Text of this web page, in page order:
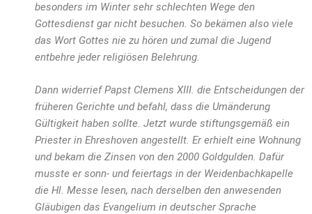
besonders im Winter sehr schlechten Wege den
Gottesdienst gar nicht besuchen. So bekämen also viele
das Wort Gottes nie zu hören und zumal die Jugend
entbehre jeder religiösen Belehrung.
Dann widerrief Papst Clemens XIII. die Entscheidungen der
früheren Gerichte und befahl, dass die Umänderung
Gültigkeit haben sollte. Jetzt wurde stiftungsgemäß ein
Priester in Ehreshoven angestellt. Er erhielt eine Wohnung
und bekam die Zinsen von den 2000 Goldgulden. Dafür
musste er sonn- und feiertags in der Weidenbachkapelle
die Hl. Messe lesen, nach derselben den anwesenden
Gläubigen das Evangelium in deutscher Sprache